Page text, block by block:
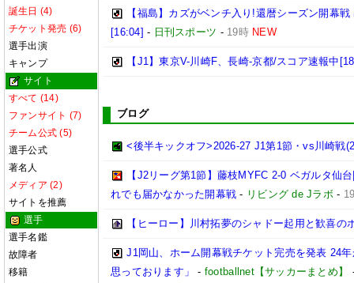
誕生日 (4)
チケット発売 (6)
選手出演
キャンプ
サイト
すべて (14)
ファンサイト (7)
チーム公式 (5)
選手公式
著名人
メディア (2)
サイトを推薦
選手
選手名鑑
故障者
移籍
【福島】カズがベンチ入り!還暦シーズン開幕
[16:04] - 日刊スポーツ - 19時 NEW
【J1】東京V-川崎F、長崎-京都/スコア速報中
ブログ
<後半キックオフ>2026-27 J1第1節・vs川崎戦
【J2リーグ第1節】藤枝MYFC 2-0 ベガルタ仙
れでも届かなかった開幕戦 - リビング de Jラボ-
【ヒーロー】川村拓夢のシャドー起用と歓喜の
J1岡山、ホーム開幕戦チケット完売を発表 24
思っております」
- footballnet【サッカーまとめ】